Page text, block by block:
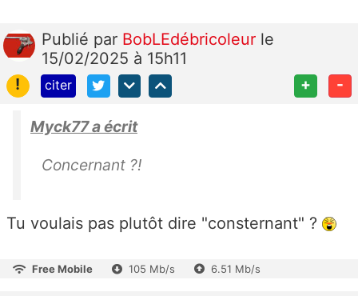
Publié par BobLEdébricoleur le
15/02/2025 à 15h11
!
citer + -
Myck77 a écrit
Concernant ?!
Tu voulais pas plutôt dire "consternant" ?
Free Mobile 105 Mb/s 6.51 Mb/s